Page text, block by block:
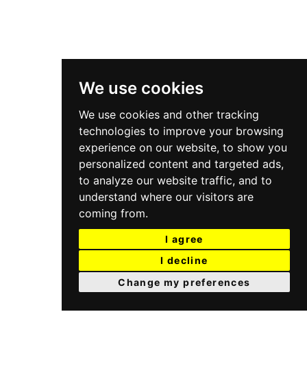
We use cookies
We use cookies and other tracking
technologies to improve your browsing
experience on our website, to show you
personalized content and targeted ads,
to analyze our website traffic, and to
understand where our visitors are
coming from.
I agree
I decline
Change my preferences